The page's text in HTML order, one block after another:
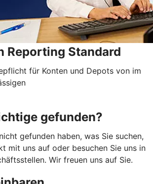
Reporting Standard
für Konten und Depots von im
gefunden?
gefunden haben, was Sie suchen,
mit uns auf oder besuchen Sie uns in
Wir freuen uns auf Sie.